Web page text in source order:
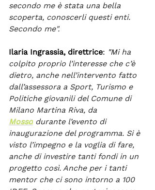
secondo me è stata una bella
scoperta, conoscerli questi enti.
Secondo me".
Ilaria Ingrassia, direttrice: "Mi ha
colpito proprio l’interesse che c’è
dietro, anche nell’intervento fatto
dall’assessora a Sport, Turismo e
Politiche giovanili del Comune di
Milano Martina Riva, da
Mosso durante l’evento di
inaugurazione del programma. Si è
visto l’impegno e la voglia di fare,
anche di investire tanti fondi in un
progetto così. Anche per i tanti
mentor che ci sono intorno a 100